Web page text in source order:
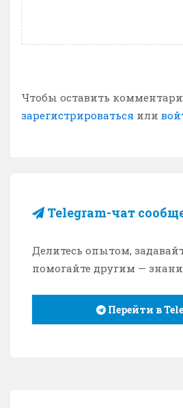
Чтобы оставить
зарегистрироваться или
Telegram-чат
Делитесь опытом,
помогайте другим —
Перейти в